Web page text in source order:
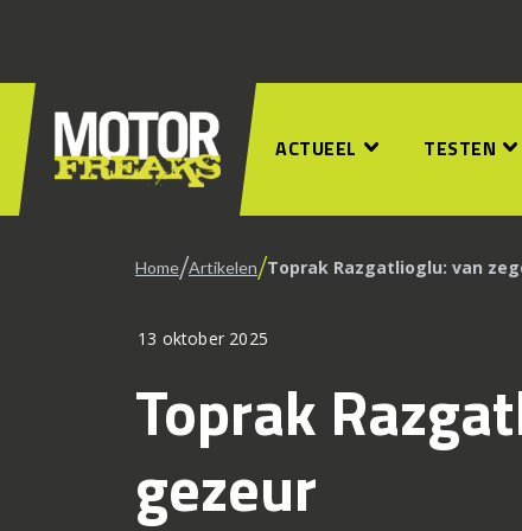
ACTUEEL TESTEN
Home/Artikelen/Toprak Razgatlioglu: van
13 oktober 2025
Toprak
gezeur